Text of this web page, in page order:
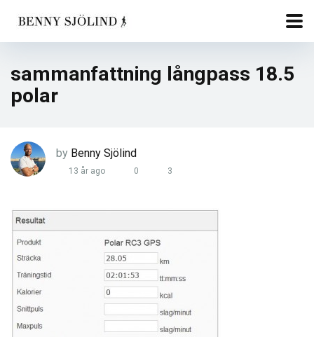
sammanfattning långpass 18.5
polar
by Benny Sjölind
13 år ago 0 3